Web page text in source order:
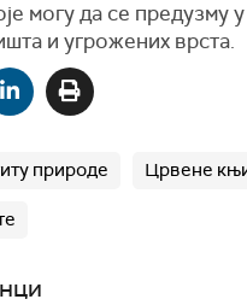
могу да се предузму
и угрожених врста.
природе Црвене